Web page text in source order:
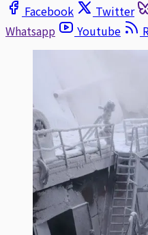
Facebook
Twitter
Whatsapp
Youtube